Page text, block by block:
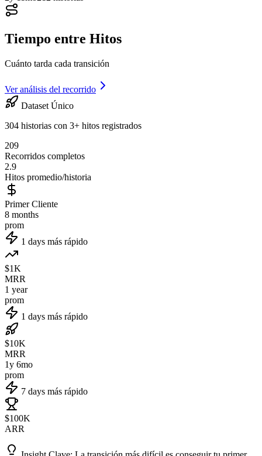
Tiempo entre Hitos
Cuánto tarda cada transición
Ver análisis del recorrido
Dataset Único
304 historias con 3+ hitos registrados
209
Recorridos completos
2.9
Hitos promedio/historia
Primer Cliente
8 months
prom
1 days más rápido
$1K
MRR
1 year
prom
1 days más rápido
$10K
MRR
1y 6mo
prom
7 days más rápido
$100K
ARR